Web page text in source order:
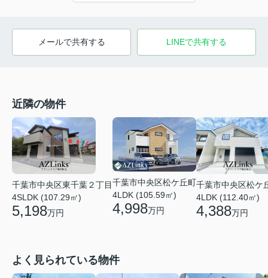
メールで共有する LINEで共有する
近隣の物件
千葉市中央区東千葉２丁目
4SLDK (107.29㎡)
5,198万円
千葉市中央区松ケ丘町
4LDK (105.59㎡)
4,998万円
千葉市中央区松ケ
4LDK (112.40㎡)
4,388万円
よく見られている物件